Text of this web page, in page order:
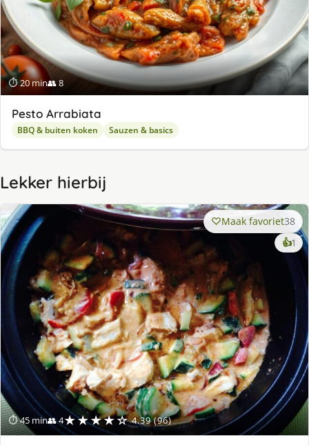
⏱ 20 min👥 8
Pesto Arrabiata
BBQ & buiten koken Sauzen & basics
Lekker hierbij
⏱ 45 min👥 4★★★★☆ 4.39 (96)
Maak favoriet38
👍1